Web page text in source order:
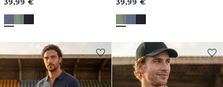
39,99 €
39,99 €